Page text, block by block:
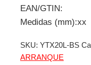
EAN/GTIN:
Medidas (mm):xx
SKU: YTX20L-BS
ARRANQUE